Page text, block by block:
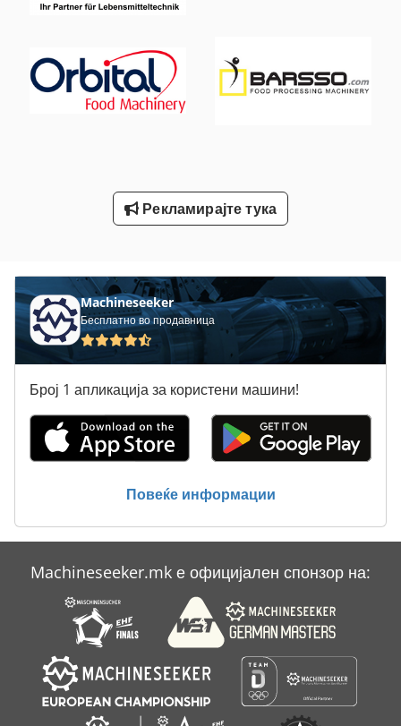
Машина За Мелење На Работ
Машина За Обработка На Лим
Машина За Тестенини
Статистика На Ent
Рекламирајте тука
Machineseeker
Бесплатно во продавница
Број 1 апликација за користени машини!
Повеќе информации
Machineseeker.mk е официјален спонзор на: